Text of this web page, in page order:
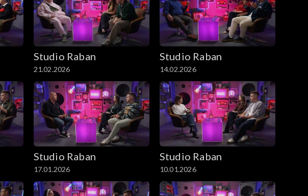
Studio Raban
21.02.2026
Studio Raban
14.02.2026
Studio Raban
17.01.2026
Studio Raban
10.01.2026